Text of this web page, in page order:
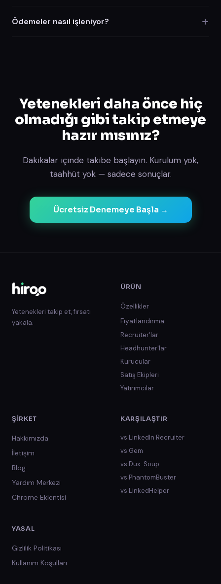
Ödemeler nasıl işleniyor?
Yetenekleri daha önce hiç
olmadığı gibi takip etmeye
hazır mısınız?
Dakikalar içinde takibe başlayın. Kurulum yok,
taahhüt yok — sadece sonuçlar.
Ücretsiz Denemeye Başla →
Yetenekleri takip et, fırsatı
yakala.
ÜRÜN
Özellikler
Fiyatlandırma
Recruiter'lar
Headhunter'lar
Kurucular
Satış Ekipleri
Yatırımcılar
ŞIRKET
Hakkımızda
İletişim
Blog
Yardım Merkezi
Chrome Eklentisi
KARŞILAŞTIR
vs LinkedIn Recruiter
vs Gem
vs Dux-Soup
vs PhantomBuster
vs LinkedHelper
YASAL
Gizlilik Politikası
Kullanım Koşulları